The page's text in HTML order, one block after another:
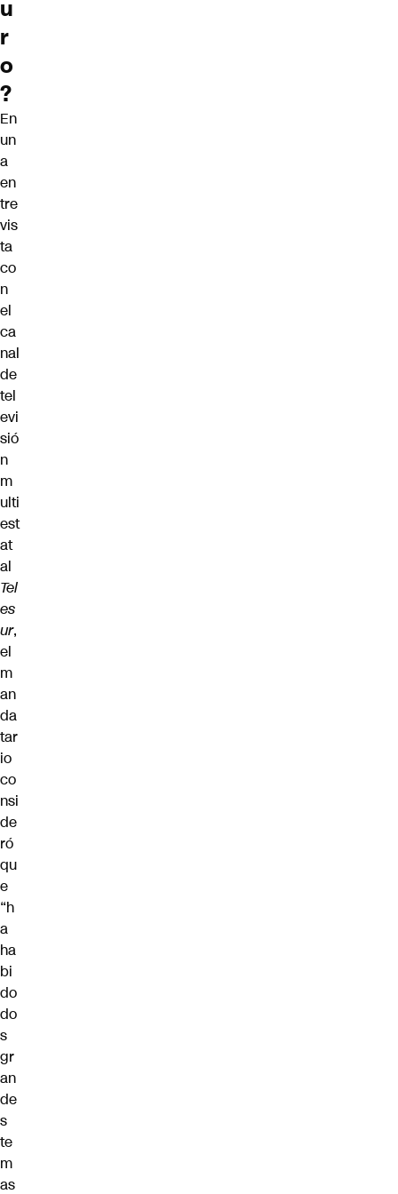
u
r
o
?
En
un
a
en
tre
vis
ta
co
n
el
ca
nal
de
tel
evi
sió
n
m
ulti
est
at
al
Tel
es
ur,
el
m
an
da
tar
io
co
nsi
de
ró
qu
e
“h
a
ha
bi
do
do
s
gr
an
de
s
te
m
as